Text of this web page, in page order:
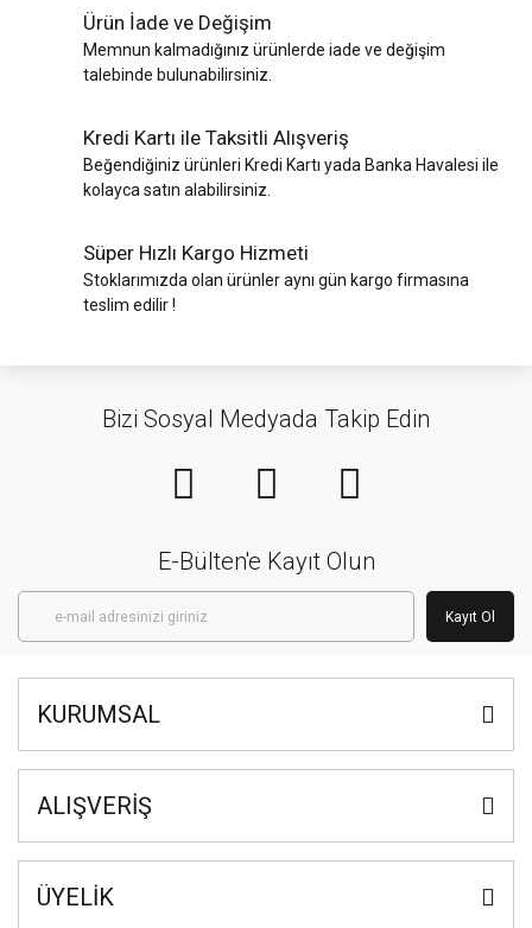
Ürün İade ve Değişim
Memnun kalmadığınız ürünlerde iade ve değişim
talebinde bulunabilirsiniz.
Kredi Kartı ile Taksitli Alışveriş
Beğendiğiniz ürünleri Kredi Kartı yada Banka Havalesi ile
kolayca satın alabilirsiniz.
Süper Hızlı Kargo Hizmeti
Stoklarımızda olan ürünler aynı gün kargo firmasına
teslim edilir !
Bizi Sosyal Medyada Takip Edin
E-Bülten'e Kayıt Olun
Kayıt Ol
KURUMSAL
ALIŞVERİŞ
ÜYELİK